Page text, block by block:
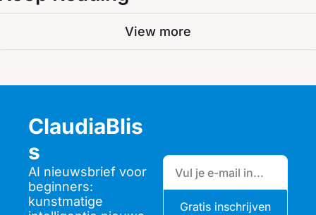
View more
ClaudiaBlis
s
AI nieuwsbrief voor
beginners:
kunstmatige
Gratis inschrijven